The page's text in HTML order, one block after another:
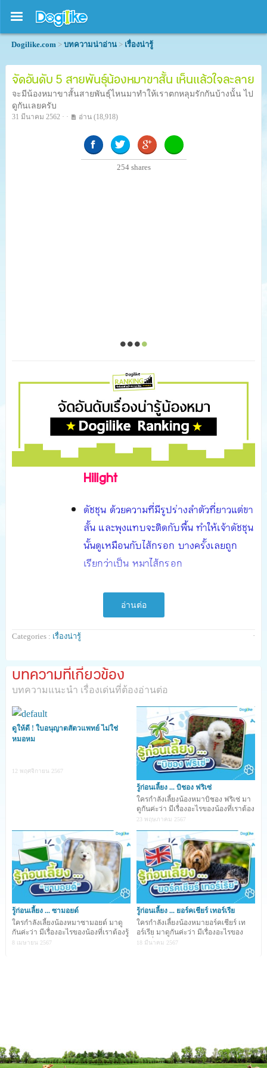
Dogilike.com > บทความน่าอ่าน > เรื่องน่ารู้
จัดอันดับ 5 สายพันธุ์น้องหมาขาสั้น เห็นแล้วใจละลาย
จะมีน้องหมาขาสั้นสายพันธุ์ไหนมาทำให้เราตกหลุมรักกันบ้างนั้น ไป
ดูกันเลยครับ
31 มีนาคม 2562 · · อ่าน (18,918)
254 shares
Hilight
ดัชชุน ด้วยความที่มีรูปร่างลำตัวที่ยาวแต่ขา
สั้น และพุงแทบจะติดกับพื้น ทำให้เจ้าดัชชุน
นั้นดูเหมือนกับไส้กรอก บางครั้งเลยถูก
เรียกว่าเป็น หมาไส้กรอก
คอร์กี้ มีลำตัวขนาดกลาง ลำตัวล่ำ ช่วงขา
สั้น ส่วนหัวคล้ายกับสุนัขจิ้งจอก ใบหูตั้งชัน
ซีลีแฮม เทอร์เลีย มีลักษณะเป็นสุนัขขาสั้น
ลำตัวยาว เตี้ย เหมาะสำหรับไว้ล่าสัตว์ที่ต้อง
ขุดรูหรือขุดโพรง ปัจจุบันนิยมเลี้ยงไว้เป็น
น้องหมาประจำบ้าน
____________________________________
_____________________________
likeทุกคน ถ้าจะให้พูดถึง
ความน่ารักของน้องหมาที่ทำให้หลาย ๆ คนต่างก็ตกหลุมรัก
กันนั้น ก็คงมีหลายเหตุผลที่ทำให้เรานั้นรักน้อง ซึ่งเชื่อว่าคงมี
ใครหลายคนที่ตกหลุมรักน้องหมาจากรูปร่างของน้อง แล้ว
ยิ่งถ้าเป็นน้องหมาขาสั้นนั้นจะดูน่ารักน่าเอ็นดูเพิ่มขึ้นมาทันที
ด้วยความที่ขาน้องสั้นเวลาที่ทำกิจกรรมต่าง ๆ เช่น วิ่งหรือ
กระโดด อาจจะดูทุลักทุเลไปบ้าง เลยทำให้น้องหมาขาสั้นนั้น
สร้างรอยยิ้มและเรียกเสียงหัวเราะให้กับเจ้าของอยู่ตลอด วัน
อ่านต่อ
Categories : เรื่องน่ารู้ ·
บทความที่เกี่ยวข้อง
บทความแนะนำ เรื่องเด่นที่ต้องอ่านต่อ
ดูให้ดี ! ใบอนุญาตสัตวแพทย์ ไม่ใช่
หมอหม
12 พฤศจิกายน 2567
รู้ก่อนเลี้ยง ... บิชอง ฟริเซ่
ใครกำลังเลี้ยงน้องหมาบิชอง ฟริเซ่ มา
ดูกันค่ะว่า มีเรื่องอะไรของน้องที่เราต้อง
รู้บ้าง
23 พฤษภาคม 2567
รู้ก่อนเลี้ยง ... ซามอยด์
ใครกำลังเลี้ยงน้องหมาซามอยด์ มาดู
กันค่ะว่า มีเรื่องอะไรของน้องที่เราต้องรู้
บ้าง ...
8 เมษายน 2567
รู้ก่อนเลี้ยง ... ยอร์คเชียร์ เทอร์เรีย
ใครกำลังเลี้ยงน้องหมายอร์คเชียร์ เท
อร์เรีย มาดูกันค่ะว่า มีเรื่องอะไรของ
น้องที่เราต้อ
18 มีนาคม 2567